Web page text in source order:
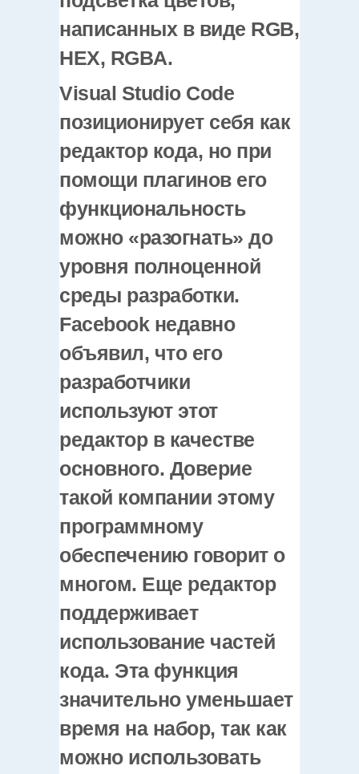
написанных в виде RGB,
HEX, RGBA.
Visual Studio Code
позиционирует себя как
редактор кода, но при
помощи плагинов его
функциональность
можно «разогнать» до
уровня полноценной
среды разработки.
Facebook недавно
объявил, что его
разработчики
используют этот
редактор в качестве
основного. Доверие
такой компании этому
программному
обеспечению говорит о
многом. Еще редактор
поддерживает
использование частей
кода. Эта функция
значительно уменьшает
время на набор, так как
можно использовать